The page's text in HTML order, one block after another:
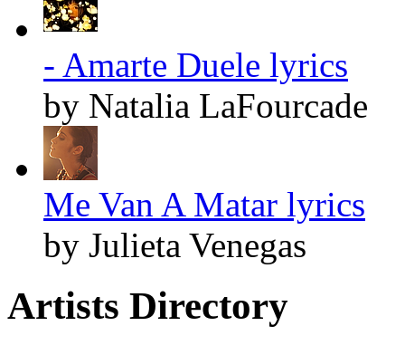
- Amarte Duele lyrics
by Natalia LaFourcade
Me Van A Matar lyrics
by Julieta Venegas
Artists Directory